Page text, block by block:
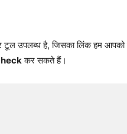
है, जिसका लिंक हम आपको
कर सकते हैं।